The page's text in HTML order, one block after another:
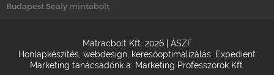
Budapest Sealy mintabolt
Matracbolt Kft. 2026 | ÁSZF
Honlapkészítés webdesign keresőoptimalizálás: Expedient
Marketing tanácsadónk a: Marketing Professzorok Kft.